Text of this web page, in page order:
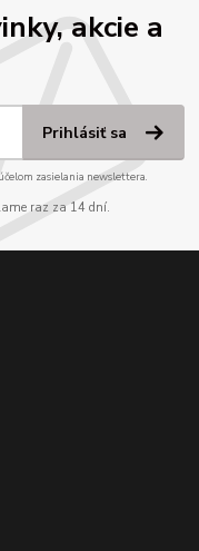
akcie a
Prihlásiť sa
zasielania newslettera.
raz za 14 dní.